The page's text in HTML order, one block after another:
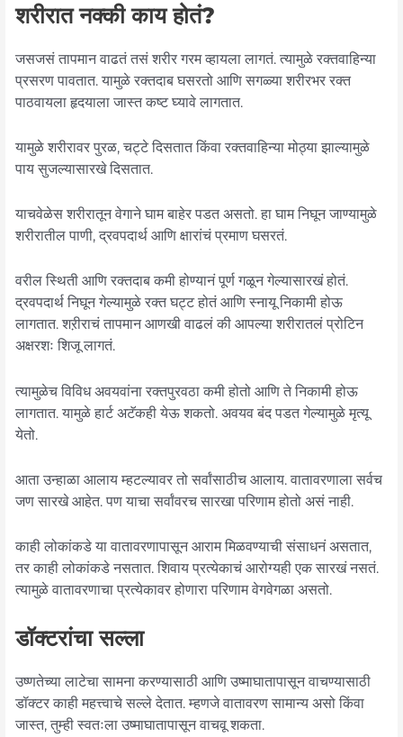
शरीरात नक्की काय होतं?
जसजसं तापमान वाढतं तसं शरीर गरम व्हायला लागतं. त्यामुळे रक्तवाहिन्या
प्रसरण पावतात. यामुळे रक्तदाब घसरतो आणि सगळ्या शरीरभर रक्त
पाठवायला हृदयाला जास्त कष्ट घ्यावे लागतात.
यामुळे शरीरावर पुरळ, चट्टे दिसतात किंवा रक्तवाहिन्या मोठ्या झाल्यामुळे
पाय सुजल्यासारखे दिसतात.
याचवेळेस शरीरातून वेगाने घाम बाहेर पडत असतो. हा घाम निघून जाण्यामुळे
शरीरातील पाणी, द्रवपदार्थ आणि क्षारांचं प्रमाण घसरतं.
वरील स्थिती आणि रक्तदाब कमी होण्यानं पूर्ण गळून गेल्यासारखं होतं.
द्रवपदार्थ निघून गेल्यामुळे रक्त घट्ट होतं आणि स्नायू निकामी होऊ
लागतात. शऱीराचं तापमान आणखी वाढलं की आपल्या शरीरातलं प्रोटिन
अक्षरशः शिजू लागतं.
त्यामुळेच विविध अवयवांना रक्तपुरवठा कमी होतो आणि ते निकामी होऊ
लागतात. यामुळे हार्ट अटॅकही येऊ शकतो. अवयव बंद पडत गेल्यामुळे मृत्यू
येतो.
आता उन्हाळा आलाय म्हटल्यावर तो सर्वांसाठीच आलाय. वातावरणाला सर्वच
जण सारखे आहेत. पण याचा सर्वांवरच सारखा परिणाम होतो असं नाही.
काही लोकांकडे या वातावरणापासून आराम मिळवण्याची संसाधनं असतात,
तर काही लोकांकडे नसतात. शिवाय प्रत्येकाचं आरोग्यही एक सारखं नसतं.
त्यामुळे वातावरणाचा प्रत्येकावर होणारा परिणाम वेगवेगळा असतो.
डॉक्टरांचा सल्ला
उष्णतेच्या लाटेचा सामना करण्यासाठी आणि उष्माघातापासून वाचण्यासाठी
डॉक्टर काही महत्त्वाचे सल्ले देतात. म्हणजे वातावरण सामान्य असो किंवा
जास्त, तुम्ही स्वतःला उष्माघातापासून वाचवू शकता.